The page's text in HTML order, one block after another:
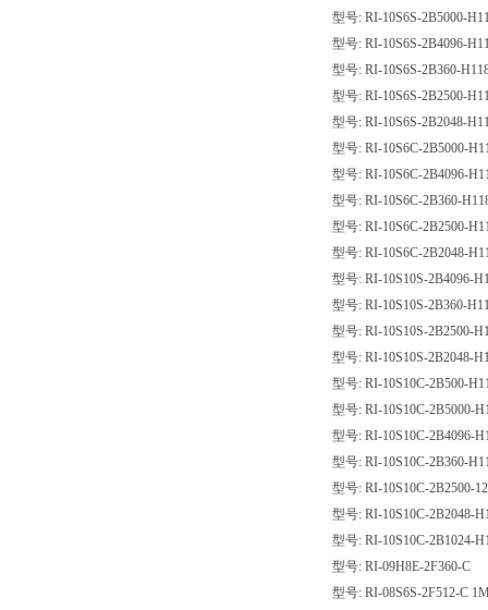
型号: RI-10S6S-2B5000-
型号: RI-10S6S-2B4096-
型号: RI-10S6S-2B360-
型号: RI-10S6S-2B2500-
型号: RI-10S6S-2B2048-
型号: RI-10S6C-2B5000-
型号: RI-10S6C-2B4096-
型号: RI-10S6C-2B360-
型号: RI-10S6C-2B2500-
型号: RI-10S6C-2B2048-
型号: RI-10S10S-2B4096-
型号: RI-10S10S-2B360-
型号: RI-10S10S-2B2500-
型号: RI-10S10S-2B2048-
型号: RI-10S10C-2B500-
型号: RI-10S10C-2B5000-
型号: RI-10S10C-2B4096-
型号: RI-10S10C-2B360-
型号: RI-10S10C-2B2500-
型号: RI-10S10C-2B2048-
型号: RI-10S10C-2B1024-
型号: RI-09H8E-2F360-C
型号: RI-08S6S-2F512-C